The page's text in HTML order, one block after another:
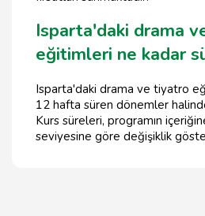
Isparta'daki drama
eğitimleri ne kadar
Isparta'daki drama ve tiyatro
12 hafta süren dönemler
Kurs süreleri, programın
seviyesine göre değişiklik